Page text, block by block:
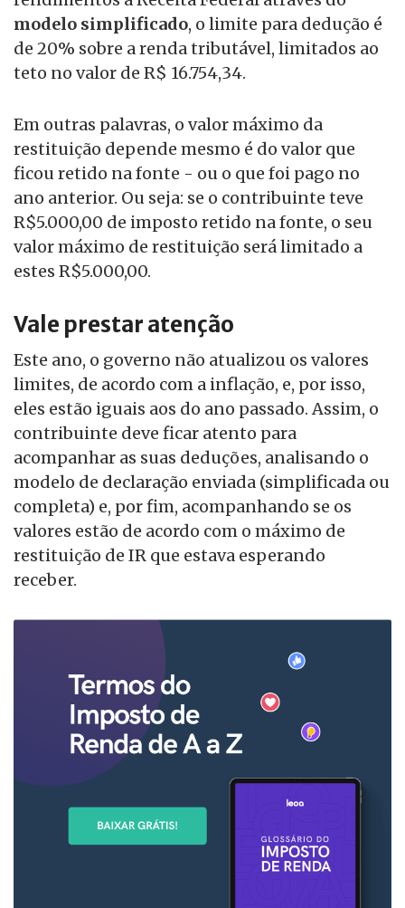
modelo simplificado, o limite para dedução é
de 20% sobre a renda tributável, limitados ao
teto no valor de R$ 16.754,34.
Em outras palavras, o valor máximo da
restituição depende mesmo é do valor que
ficou retido na fonte - ou o que foi pago no
ano anterior. Ou seja: se o contribuinte teve
R$5.000,00 de imposto retido na fonte, o seu
valor máximo de restituição será limitado a
estes R$5.000,00.
Vale prestar atenção
Este ano, o governo não atualizou os valores
limites, de acordo com a inflação, e, por isso,
eles estão iguais aos do ano passado. Assim, o
contribuinte deve ficar atento para
acompanhar as suas deduções, analisando o
modelo de declaração enviada (simplificada ou
completa) e, por fim, acompanhando se os
valores estão de acordo com o máximo de
restituição de IR que estava esperando
receber.